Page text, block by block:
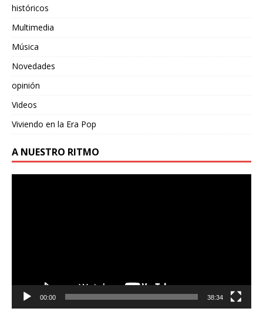
históricos
Multimedia
Música
Novedades
opinión
Videos
Viviendo en la Era Pop
A NUESTRO RITMO
00:00 38:34